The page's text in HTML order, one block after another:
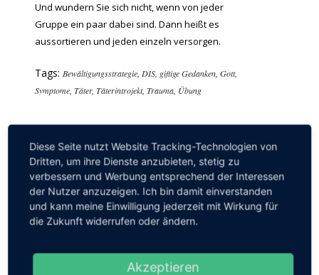
Und wundern Sie sich nicht, wenn von jeder
Gruppe ein paar dabei sind. Dann heißt es
aussortieren und jeden einzeln versorgen.
Tags: Bewältigungsstrategie DIS giftige Gedanken Gott,
Symptome Täter, Täterintrojekt, Trauma Übung
DER BLOG HAT IHNEN GEHOLFEN?
Dann freue ich mich über eine Tasse Tee. Über einen
Klick können Sie den Blog mit einem freiwilligen Beitrag
Diese Seite nutzt Website Tracking-Technologien von
Dritten, um ihre Dienste anzubieten, stetig zu
verbessern und Werbung entsprechend der Interessen
der Nutzer anzuzeigen. Ich bin damit einverstanden
und kann meine Einwilligung jederzeit mit Wirkung für
die Zukunft widerrufen oder ändern.
Akzeptieren